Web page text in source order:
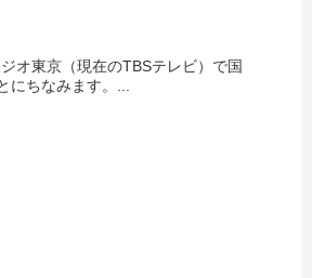
オ東京（現在のTBSテレビ）で国
ちなみます。...